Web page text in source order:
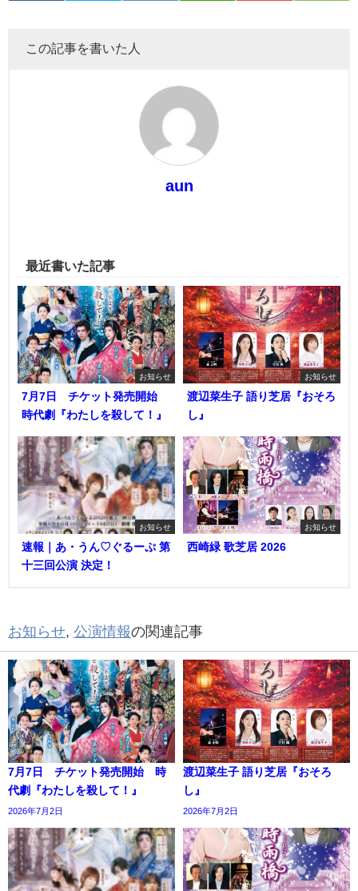
この記事を書いた人
aun
最近書いた記事
お知らせ
7月7日 チケット発売開始
時代劇『わたしを殺して！』
お知らせ
渡辺菜生子 語り芝居『おそろ
し』
お知らせ
速報｜あ・うん♡ぐるーぷ 第
十三回公演 決定！
お知らせ
西崎緑 歌芝居 2026
お知らせ 公演情報の関連記事
7月7日 チケット発売開始 時
代劇『わたしを殺して！』
2026年7月2日
渡辺菜生子 語り芝居『おそろ
し』
2026年7月2日